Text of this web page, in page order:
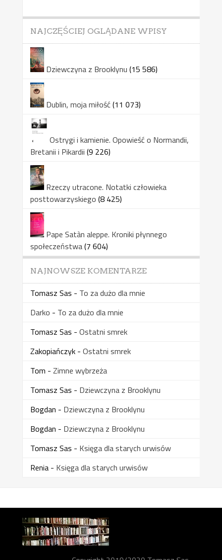
NAJCZĘŚCIEJ OGLĄDANE WPISY
Dziewczyna z Brooklynu (15 586)
Dublin, moja miłość(11 073)
Ostrygi i kamienie. Opowieść o Normandii,
Bretanii i Pikardii (9 226)
Rzeczy utracone. Notatki człowieka
posttowarzyskiego (8 425)
Pape Satàn aleppe. Kroniki płynnego
społeczeństwa(7 604)
NAJNOWSZE KOMENTARZE
Tomasz Sas - To za dużo dla mnie
Darko - To za dużo dla mnie
Tomasz Sas - Ostatni smrek
Zakopiańczyk- Ostatni smrek
Tom - Zimne wybrzeża
Tomasz Sas - Dziewczyna z Brooklynu
Bogdan - Dziewczyna z Brooklynu
Bogdan - Dziewczyna z Brooklynu
Tomasz Sas - Księga dla starych urwisów
Renia- Księga dla starych urwisów